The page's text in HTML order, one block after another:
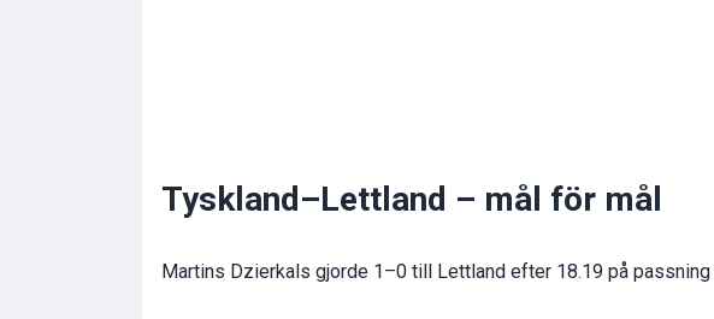
Tyskland–Lettland – mål för mål
Martins Dzierkals gjorde 1–0 till Lettland efter 18.19 på passning